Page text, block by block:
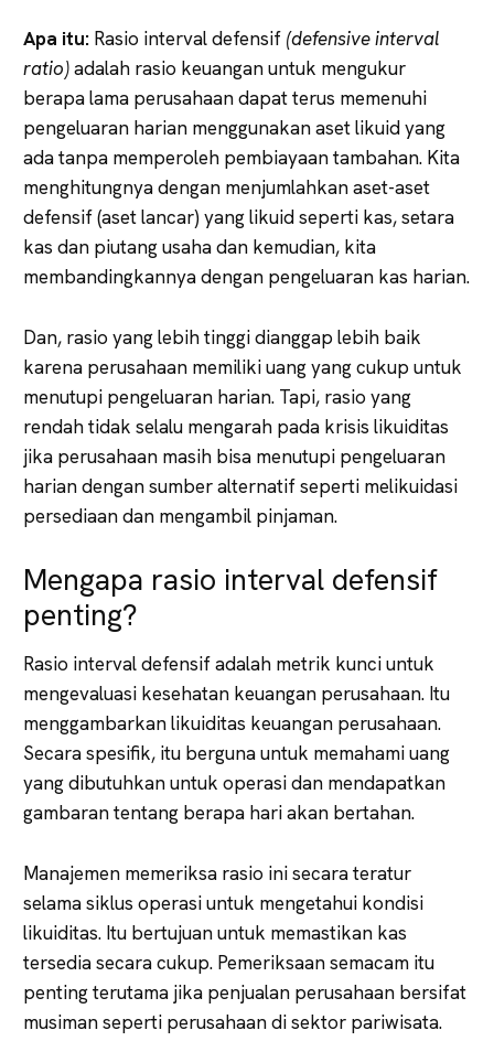
Apa itu: Rasio interval defensif (defensive interval
ratio)adalah rasio keuangan untuk mengukur
berapa lama perusahaan dapat terus memenuhi
pengeluaran harian menggunakan aset likuid yang
ada tanpa memperoleh pembiayaan tambahan. Kita
menghitungnya dengan menjumlahkan aset-aset
defensif (aset lancar) yang likuid seperti kas, setara
kas dan piutang usaha dan kemudian, kita
membandingkannya dengan pengeluaran kas harian.
Dan, rasio yang lebih tinggi dianggap lebih baik
karena perusahaan memiliki uang yang cukup untuk
menutupi pengeluaran harian. Tapi, rasio yang
rendah tidak selalu mengarah pada krisis likuiditas
jika perusahaan masih bisa menutupi pengeluaran
harian dengan sumber alternatif seperti melikuidasi
persediaan dan mengambil pinjaman.
Mengapa rasio interval defensif
penting?
Rasio interval defensif adalah metrik kunci untuk
mengevaluasi kesehatan keuangan perusahaan. Itu
menggambarkan likuiditas keuangan perusahaan.
Secara spesifik, itu berguna untuk memahami uang
yang dibutuhkan untuk operasi dan mendapatkan
gambaran tentang berapa hari akan bertahan.
Manajemen memeriksa rasio ini secara teratur
selama siklus operasi untuk mengetahui kondisi
likuiditas. Itu bertujuan untuk memastikan kas
tersedia secara cukup. Pemeriksaan semacam itu
penting terutama jika penjualan perusahaan bersifat
musiman seperti perusahaan di sektor pariwisata.